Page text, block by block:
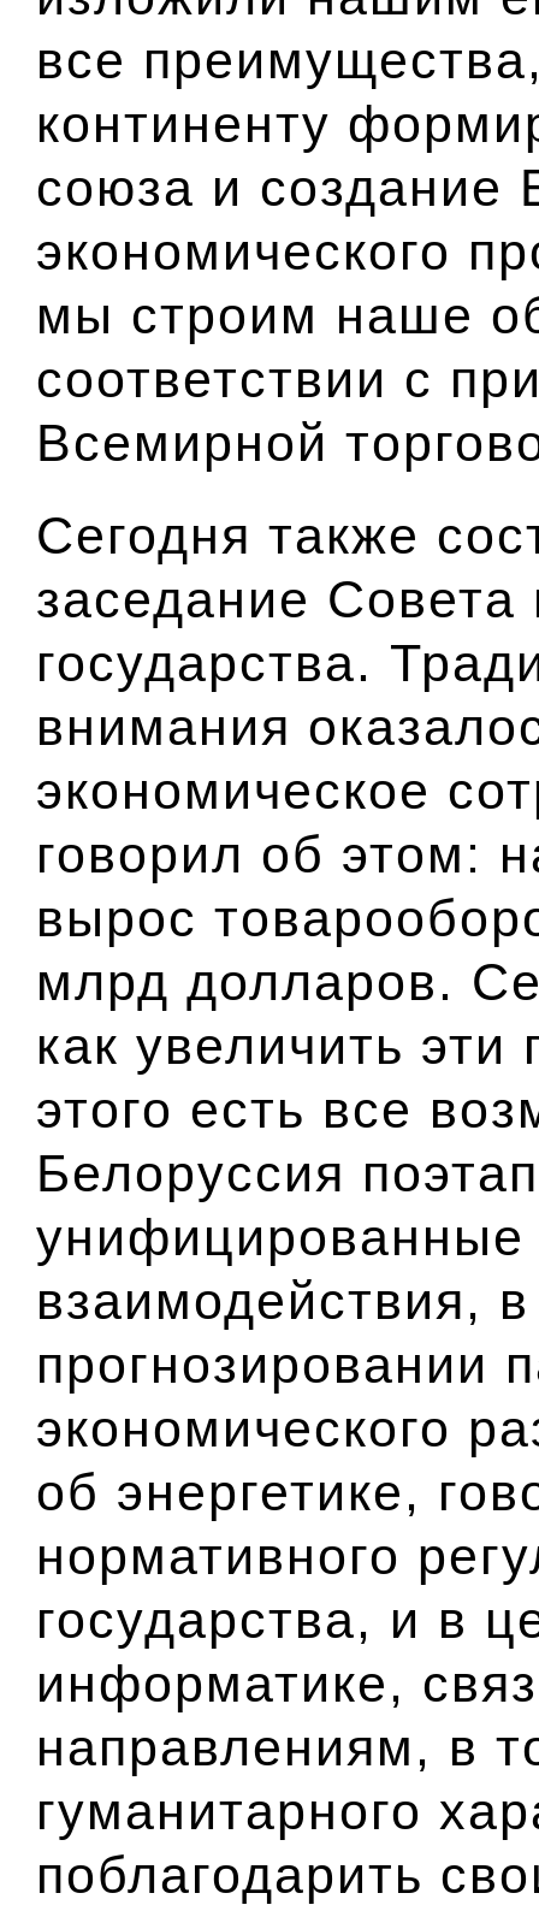
все
континенту
союза и создание
экономического
мы строим наше
соответствии с
Всемирной
Сегодня также
заседание
государства.
внимания
экономическое
говорил об этом:
вырос
млрд долларов.
как увеличить
этого есть все
Белоруссия
взаимодействия,
прогнозировании
экономического
об энергетике,
нормативного
государства, и в
информатике,
направлениям, в
гуманитарного
поблагодарить